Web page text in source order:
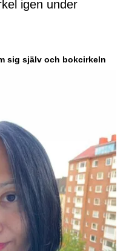
igen under
sig själv och bokcirkeln